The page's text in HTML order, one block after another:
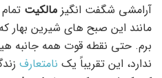
آرامشی شگفت انگیز مالکیت
مانند این صبح های شیرین بهار
برم. حتی نقطه قوت همه جانبه
ندارد، این تقریباً یک نامتعارف